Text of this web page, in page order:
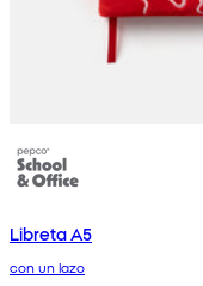
Libreta A5
con un lazo